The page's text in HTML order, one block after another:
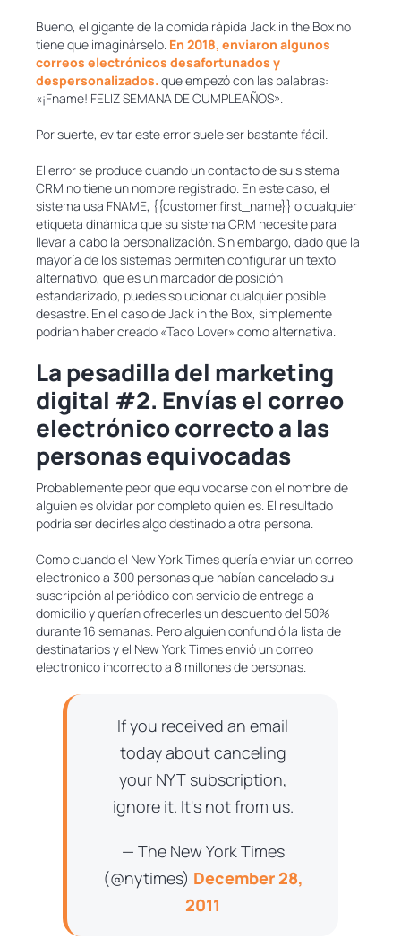
Bueno, el gigante de la comida rápida Jack in the Box no
tiene que imaginárselo. En 2018, enviaron algunos
correos electrónicos desafortunados y
despersonalizados.que empezó con las palabras:
«¡Fname! FELIZ SEMANA DE CUMPLEAÑOS».
Por suerte, evitar este error suele ser bastante fácil.
El error se produce cuando un contacto de su sistema
CRM no tiene un nombre registrado. En este caso, el
sistema usa FNAME, {{customer.first_name}} o cualquier
etiqueta dinámica que su sistema CRM necesite para
llevar a cabo la personalización. Sin embargo, dado que la
mayoría de los sistemas permiten configurar un texto
alternativo, que es un marcador de posición
estandarizado, puedes solucionar cualquier posible
desastre. En el caso de Jack in the Box, simplemente
podrían haber creado «Taco Lover» como alternativa.
La pesadilla del marketing
digital #2. Envías el correo
electrónico correcto a las
personas equivocadas
Probablemente peor que equivocarse con el nombre de
alguien es olvidar por completo quién es. El resultado
podría ser decirles algo destinado a otra persona.
Como cuando el New York Times quería enviar un correo
electrónico a 300 personas que habían cancelado su
suscripción al periódico con servicio de entrega a
domicilio y querían ofrecerles un descuento del 50%
durante 16 semanas. Pero alguien confundió la lista de
destinatarios y el New York Times envió un correo
electrónico incorrecto a 8 millones de personas.
If you received an email
today about canceling
your NYT subscription,
ignore it. It's not from us.
— The New York Times
(@nytimes) December 28,
2011